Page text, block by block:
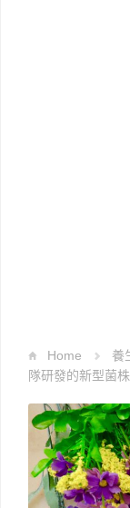
Home 養
隊研發的新型菌